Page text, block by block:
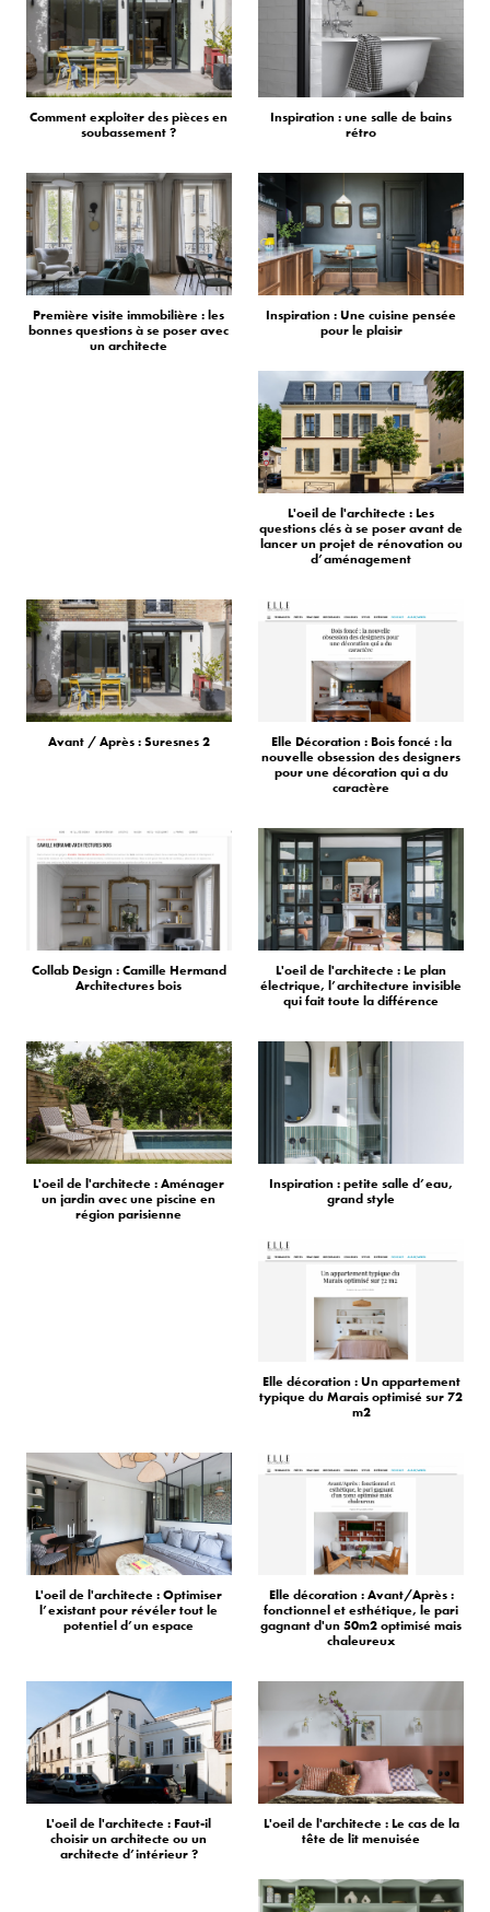
Comment exploiter des pièces en
soubassement ?
Inspiration : une salle de bains
rétro
Première visite immobilière : les
bonnes questions à se poser avec
un architecte
Inspiration : Une cuisine pensée
pour le plaisir
L'oeil de l'architecte : Les
questions clés à se poser avant de
lancer un projet de rénovation ou
d’aménagement
Avant / Après : Suresnes 2
Elle Décoration : Bois foncé : la
nouvelle obsession des designers
pour une décoration qui a du
caractère
Collab Design : Camille Hermand
Architectures bois
L'oeil de l'architecte : Le plan
électrique, l’architecture invisible
qui fait toute la différence
L'oeil de l'architecte : Aménager
un jardin avec une piscine en
région parisienne
Inspiration : petite salle d’eau,
grand style
Elle décoration : Un appartement
typique du Marais optimisé sur 72
m2
L'oeil de l'architecte : Optimiser
l’existant pour révéler tout le
potentiel d’un espace
Elle décoration : Avant/Après :
fonctionnel et esthétique, le pari
gagnant d'un 50m2 optimisé mais
chaleureux
L'oeil de l'architecte : Faut-il
choisir un architecte ou un
architecte d’intérieur ?
L'oeil de l'architecte : Le cas de la
tête de lit menuisée